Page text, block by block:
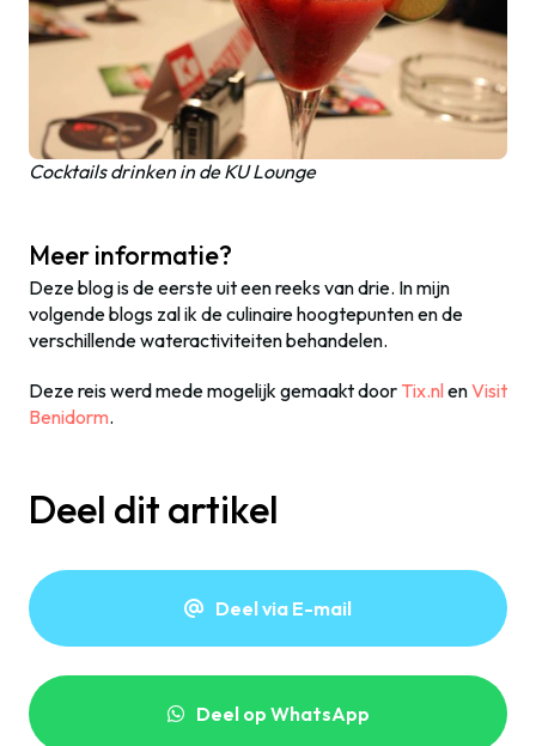
Cocktails drinken in de KU Lounge
Meer informatie?
Deze blog is de eerste uit een reeks van drie. In mijn
volgende blogs zal ik de culinaire hoogtepunten en de
verschillende wateractiviteiten behandelen.
Deze reis werd mede mogelijk gemaakt door Tix.nlenVisit
Benidorm.
Deel dit artikel
Deel via E-mail
Deel op WhatsApp